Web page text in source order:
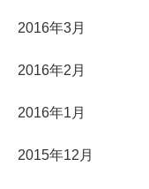
2016年3月
2016年2月
2016年1月
2015年12月